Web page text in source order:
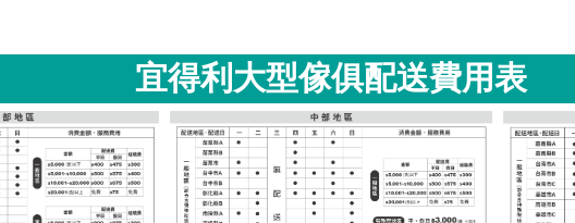
宜得利大型傢俱配送費用表